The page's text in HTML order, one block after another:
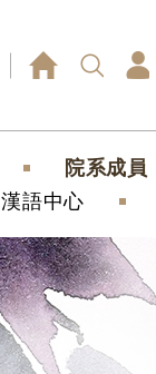
院系成員
漢語中心